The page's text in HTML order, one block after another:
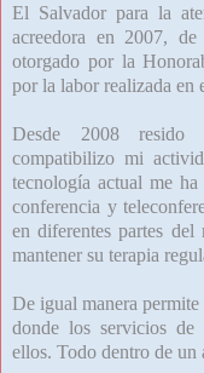
El Salvador para la
acreedora en 2007,
otorgado por la
por la labor realizada en
Desde 2008 resido
compatibilizo mi
tecnología actual me
conferencia y
en diferentes partes
mantener su terapia
De igual manera
donde los servicios de
ellos. Todo dentro de un